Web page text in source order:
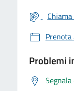
Problemi